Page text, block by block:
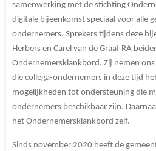
samenwerking met de stichting
digitale bijeenkomst speciaal voor alle
ondernemers. Sprekers tijdens deze
Herbers en Carel van de Graaf RA
Ondernemersklankbord. Zij nemen
die collega-ondernemers in deze tijd
mogelijkheden tot ondersteuning die
ondernemers beschikbaar zijn.
het Ondernemersklankbord zelf.
Sinds november 2020 heeft de